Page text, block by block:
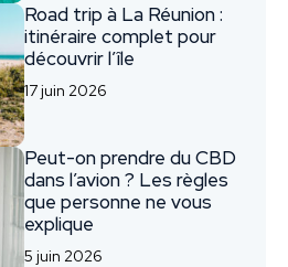
Road trip à La Réunion :
itinéraire complet pour
découvrir l’île
17 juin 2026
Peut-on prendre du CBD
dans l’avion ? Les règles
que personne ne vous
explique
5 juin 2026